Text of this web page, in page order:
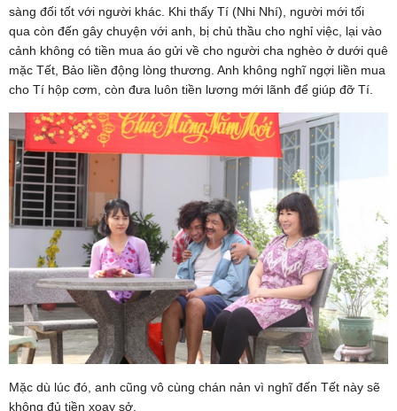
sàng đối tốt với người khác. Khi thấy Tí (Nhi Nhí), người mới tối
qua còn đến gây chuyện với anh, bị chủ thầu cho nghỉ việc, lại vào
cảnh không có tiền mua áo gửi về cho người cha nghèo ở dưới quê
mặc Tết, Bảo liền động lòng thương. Anh không nghĩ ngợi liền mua
cho Tí hộp cơm, còn đưa luôn tiền lương mới lãnh để giúp đỡ Tí.
Mặc dù lúc đó, anh cũng vô cùng chán nản vì nghĩ đến Tết này sẽ
không đủ tiền xoay sở.